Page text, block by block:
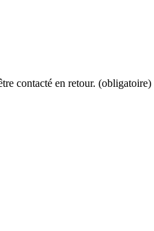
contacté en retour. (obligatoire)